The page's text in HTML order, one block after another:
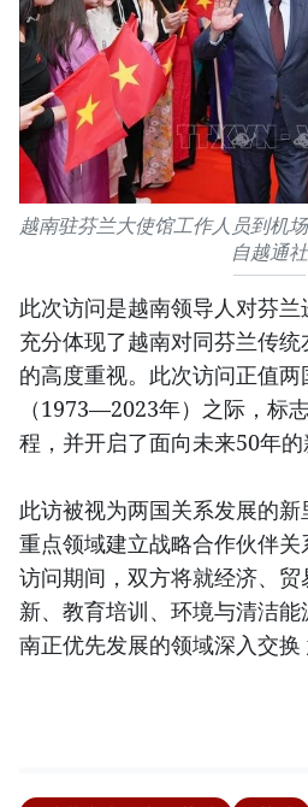
越南驻芬兰大使馆工作人员到机
自越通社
此次访问是越南领导人对芬兰
充分体现了越南对同芬兰传
的高度重视。此次访问正值
（1973—2023年）之际，标
程，并开启了面向未来50年的
此访被视为两国关系发展的
重点领域建立战略合作伙伴关
访问期间，双方将就经济、
新、教育培训、环境与清洁
南正优先发展的领域深入交换